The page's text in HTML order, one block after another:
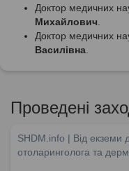
Доктор медичних
Михайлович
Доктор медичних
Василівна
Проведені
SHDM.info | Від екземи
отоларинголога та